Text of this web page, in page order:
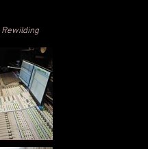
Rewilding